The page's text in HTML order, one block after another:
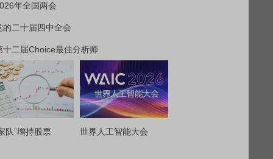
年全国两会
的二十届四中全会
十二届Choice最佳分析师
队”增持股票 世界人工智能大会